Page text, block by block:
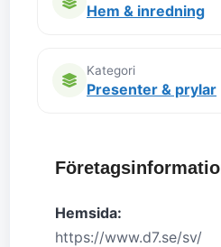
Hem & inredning
Kategori
Presenter & prylar
Hemsida:
https://www.d7.se/sv/